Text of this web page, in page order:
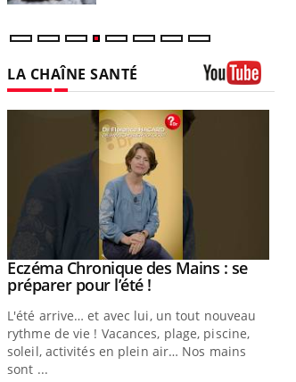
LA CHAÎNE SANTÉ
Youtube
Eczéma Chronique des Mains : se
préparer pour l’été !Youtube
L'été arrive… et avec lui, un tout nouveau
rythme de vie ! Vacances, plage, piscine,
soleil, activités en plein air… Nos mains
sont ...